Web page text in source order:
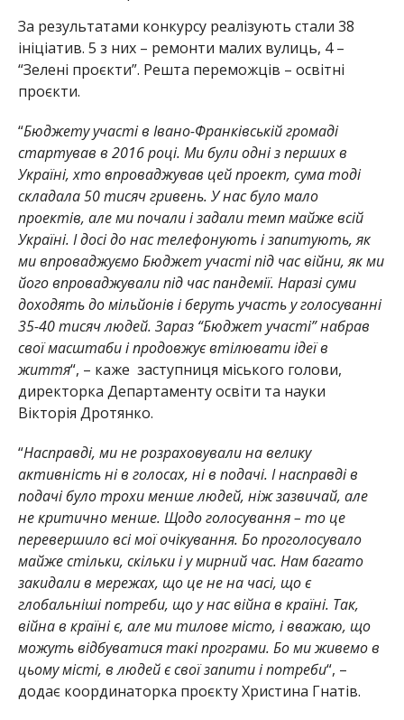
За результатами конкурсу реалізують стали 38
ініціатив. 5 з них – ремонти малих вулиць, 4 –
“Зелені проєкти”. Решта переможців – освітні
проєкти.
“Бюджету участі в Івано-Франківській громаді
стартував в 2016 році. Ми були одні з перших в
Україні, хто впроваджував цей проект, сума тоді
складала 50 тисяч гривень. У нас було мало
проектів, але ми почали і задали темп майже всій
Україні. І досі до нас телефонують і запитують, як
ми впроваджуємо Бюджет участі під час війни, як ми
його впроваджували під час пандемії. Наразі суми
доходять до мільйонів і беруть участь у голосуванні
35-40 тисяч людей. Зараз “Бюджет участі” набрав
свої масштаби і продовжує втілювати ідеї в
життя“, – каже заступниця міського голови,
директорка Департаменту освіти та науки
Вікторія Дротянко.
“Насправді, ми не розраховували на велику
активність ні в голосах, ні в подачі. І насправді в
подачі було трохи менше людей, ніж зазвичай, але
не критично менше. Щодо голосування – то це
перевершило всі мої очікування. Бо проголосувало
майже стільки, скільки і у мирний час. Нам багато
закидали в мережах, що це не на часі, що є
глобальніші потреби, що у нас війна в країні. Так,
війна в країні є, але ми тилове місто, і вважаю, що
можуть відбуватися такі програми. Бо ми живемо в
цьому місті, в людей є свої запити і потреби“, –
додає координаторка проєкту Христина Гнатів.